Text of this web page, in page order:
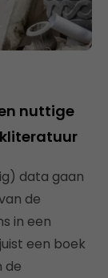
nuttige
data gaan
de
in een
een boek
de